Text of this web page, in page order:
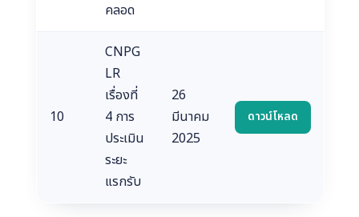
คลอด
10
CNPG
LR
เรื่องที่
4 การ
ประเมิน
ระยะ
แรกรับ
26
มีนาคม
2025
ดาวน์โหลด